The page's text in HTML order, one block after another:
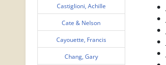
Castiglioni, Achille
Cate & Nelson
Cayouette, Francis
Chang, Gary